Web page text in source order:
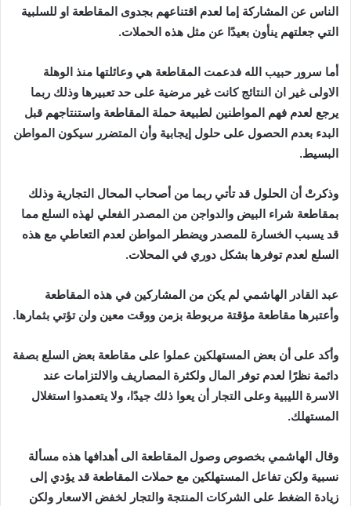
الناس عن المشاركة إما لعدم اقتناعهم بجدوى المقاطعة او للسلبية
التي جعلتهم ينأون بعيدًا عن مثل هذه الحملات.
أما سرور حبيب الله فدعمت المقاطعة هي وعائلتها منذ الوهلة
الاولى غير ان النتائج كانت غير مرضية على حد تعبيرها وذلك ربما
يرجع لعدم فهم المواطنين لطبيعة حملة المقاطعة واستنتاجهم قبل
البدء بعدم الحصول على حلول إيجابية وأن المتضرر سيكون المواطن
البسيط.
وذكرتْ أن الحلول قد تأتي ربما من أصحاب المحال التجارية وذلك
بمقاطعة شراء البيض والدواجن من المصدر الفعلي لهذه السلع مما
قد يسبب الخسارة للمصدر ويضطر المواطن لعدم التعاطي مع هذه
السلع لعدم توفرها بشكل دوري في المحلات.
عبد القادر الهاشمي لم يكن من المشاركين في هذه المقاطعة
وأعتبرها مقاطعة مؤقتة مربوطة بزمن ووقت معين ولن تؤتي بثمارها.
وأكد على أن بعض المستهلكين عملوا على مقاطعة بعض السلع بصفة
دائمة نظرًا لعدم توفر المال ولكثرة المصاريف والالتزامات عند
الاسرة الليبية وعلى التجار أن يعوا ذلك جيدًا، ولا يتعمدوا
استغلال
المستهلك.
وقال الهاشمي بخصوص وصول المقاطعة الى أهدافها هذه مسألة
نسبية ولكن تفاعل المستهلكين مع حملات المقاطعة قد يؤدي إلى
زيادة الضغط على الشركات المنتجة والتجار لخفض الاسعار ولكن